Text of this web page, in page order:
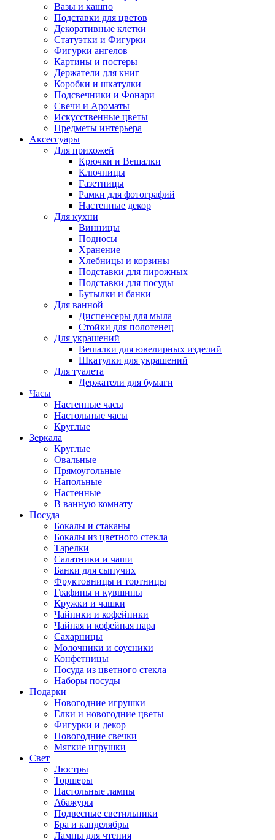
Вазы и кашпо
Подставки для цветов
Декоративные клетки
Статуэтки и Фигурки
Фигурки ангелов
Картины и постеры
Держатели для книг
Коробки и шкатулки
Подсвечники и Фонари
Свечи и Ароматы
Искусственные цветы
Предметы интерьера
Аксессуары
Для прихожей
Крючки и Вешалки
Ключницы
Газетницы
Рамки для фотографий
Настенные декор
Для кухни
Винницы
Подносы
Хранение
Хлебницы и корзины
Подставки для пирожных
Подставки для посуды
Бутылки и банки
Для ванной
Диспенсеры для мыла
Стойки для полотенец
Для украшений
Вешалки для ювелирных изделий
Шкатулки для украшений
Для туалета
Держатели для бумаги
Часы
Настенные часы
Настольные часы
Круглые
Зеркала
Круглые
Овальные
Прямоугольные
Напольные
Настенные
В ванную комнату
Посуда
Бокалы и стаканы
Бокалы из цветного стекла
Тарелки
Салатники и чаши
Банки для сыпучих
Фруктовницы и тортницы
Графины и кувшины
Кружки и чашки
Чайники и кофейники
Чайная и кофейная пара
Сахарницы
Молочники и соусники
Конфетницы
Посуда из цветного стекла
Наборы посуды
Подарки
Новогодние игрушки
Елки и новогодние цветы
Фигурки и декор
Новогодние свечки
Мягкие игрушки
Свет
Люстры
Торшеры
Настольные лампы
Абажуры
Подвесные светильники
Бра и канделябры
Лампы для чтения